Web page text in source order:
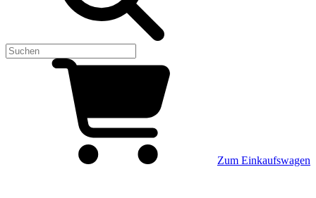
Zum Einkaufswagen